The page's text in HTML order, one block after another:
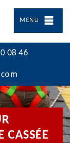
MENU
08 46
CASSÉE